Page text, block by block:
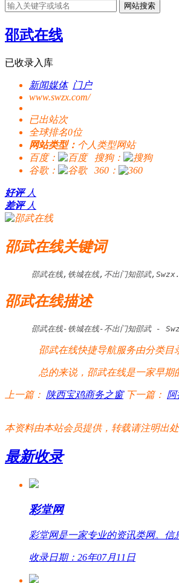
网站搜索
邵武在线
已收录入库
新闻媒体 门户
www.swzx.com/
已出站次
全球排名0位
网站类型： 个人类型网站
百度：
搜狗：
谷歌：
360：
好评 人
差评 人
邵武在线关键词
邵武在线,铁城在线,不出门知邵武
邵武在线描述
邵武在线-铁城在线-不出门知邵武 -
邵武在线快捷导航服务由分类目
总的来说，邵武在线是一家早期
上一篇： 陕西宝鸡商务之窗 下一篇： 阿
本资料由本站会员提供，转载请注明出处
最新收录
彩堂网
彩堂网是一家专业的资讯类网。信
收录日期：26年07月11日